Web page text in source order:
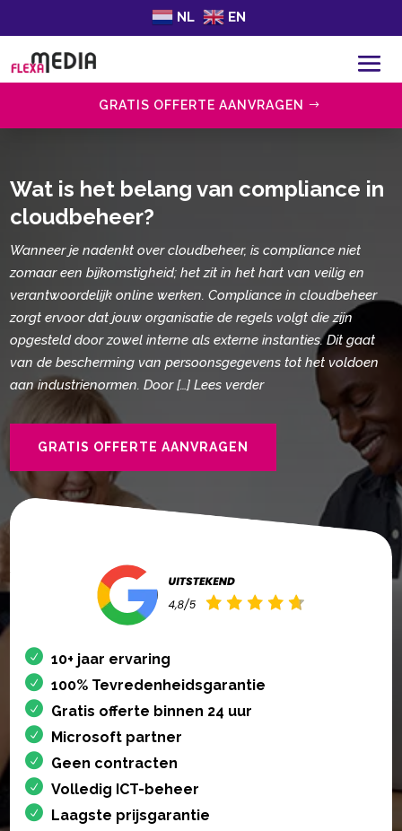
NL EN
GRATIS OFFERTE AANVRAGEN
Wat is het belang van compliance in
cloudbeheer?
Wanneer je nadenkt over cloudbeheer, is compliance niet
zomaar een bijkomstigheid; het zit in het hart van veilig en
verantwoordelijk online werken. Compliance in cloudbeheer
zorgt ervoor dat jouw organisatie de regels volgt die zijn
opgesteld door zowel interne als externe instanties. Dit gaat
van de bescherming van persoonsgegevens tot het voldoen
aan industrienormen. Door […] Lees verder
GRATIS OFFERTE AANVRAGEN
10+ jaar ervaring
100% Tevredenheidsgarantie
Gratis offerte binnen 24 uur
Microsoft partner
Geen contracten
Volledig ICT-beheer
Laagste prijsgarantie